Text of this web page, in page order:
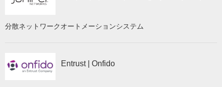
分散ネットワークオートメーションシステム
Entrust | Onfido